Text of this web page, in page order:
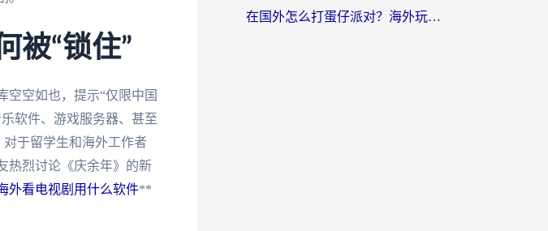
被“锁住”
空空如也，提示“仅限中国
软件、游戏服务器、甚至
于留学生和海外工作者
热烈讨论《庆余年》的新
外看电视剧用什么软件**
在国外怎么打蛋仔派对？海外玩家国服游戏加速避坑指南（附实测推荐）